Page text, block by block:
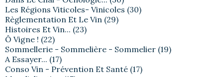
Les Régions Viticoles- Vinicoles (30)
Règlementation Et Le Vin (29)
Histoires Et Vin... (23)
Ô Vigne ! (22)
Sommellerie - Sommelière - Sommelier (19)
A Essayer... (17)
Conso Vin - Prévention Et Santé (17)